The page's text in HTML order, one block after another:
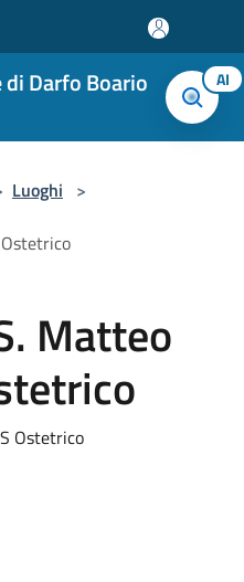
di Darfo Boario AI
Luoghi >
Matteo
Ostetrico